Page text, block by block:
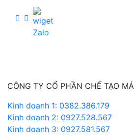
CÔNG TY CỔ PHẦN CHẾ TẠO
Kinh doanh 1: 0382.386.179
Kinh doanh 2: 0927.528.567
Kinh doanh 3: 0927.581.567